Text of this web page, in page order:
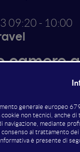
09:20 - 10:00
camere
digitale
il PEd)
cambiato
per ogni ambito